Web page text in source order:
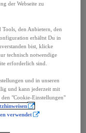
der Webseite zu
den Anbietern, den
erhältst Du in
bist, klicke
technisch notwendige
erforderlich sind.
und in unseren
und kann jederzeit mit
"Cookie-Einstellungen"
verwendet